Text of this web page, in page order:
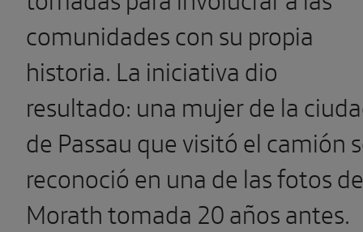
comunidades con su propia
historia. La iniciativa dio
resultado: una mujer de la
de Passau que visitó el camión
reconoció en una de las fotos de
Morath tomada 20 años antes.